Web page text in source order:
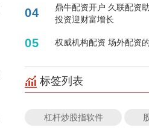
04
鼎牛配资开户 久联配资
投资迎财富增长
05 权威机构配资 场外配资
标签列表
杠杆炒股指软件